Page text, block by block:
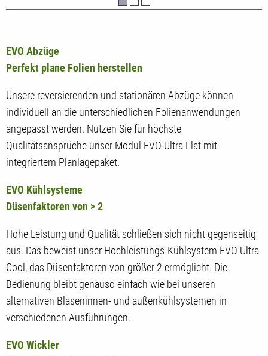
EVO Abzüge
Perfekt plane Folien herstellen
Unsere reversierenden und stationären Abzüge können
individuell an die unterschiedlichen Folienanwendungen
angepasst werden. Nutzen Sie für höchste
Qualitätsansprüche unser Modul EVO Ultra Flat mit
integriertem Planlagepaket.
EVO Kühlsysteme
Düsenfaktoren von > 2
Hohe Leistung und Qualität schließen sich nicht gegenseitig
aus. Das beweist unser Hochleistungs-Kühlsystem EVO Ultra
Cool, das Düsenfaktoren von größer 2 ermöglicht. Die
Bedienung bleibt genauso einfach wie bei unseren
alternativen Blaseninnen- und außenkühlsystemen in
verschiedenen Ausführungen.
EVO Wickler